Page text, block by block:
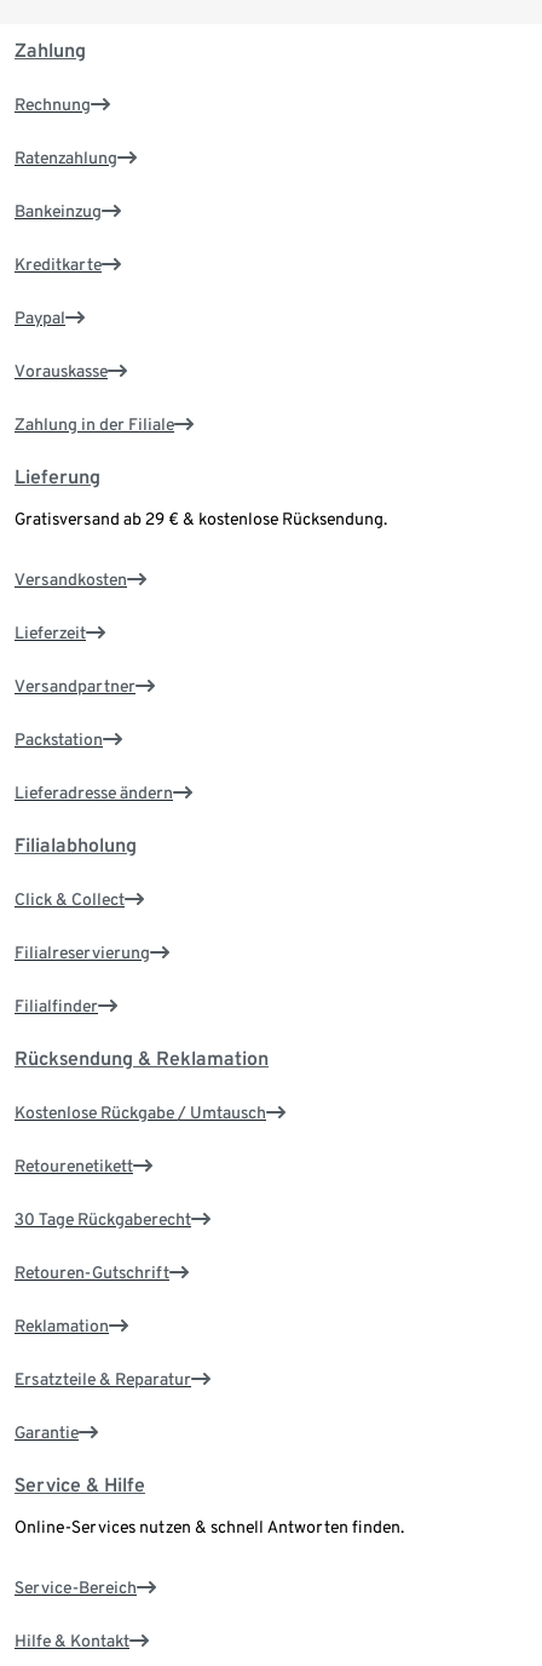
Zahlung
Rechnung
Ratenzahlung
Bankeinzug
Kreditkarte
Paypal
Vorauskasse
Zahlung in der Filiale
Lieferung
Gratisversand ab 29 € & kostenlose Rücksendung.
Versandkosten
Lieferzeit
Versandpartner
Packstation
Lieferadresse ändern
Filialabholung
Click & Collect
Filialreservierung
Filialfinder
Rücksendung & Reklamation
Kostenlose Rückgabe / Umtausch
Retourenetikett
30 Tage Rückgaberecht
Retouren-Gutschrift
Reklamation
Ersatzteile & Reparatur
Garantie
Service & Hilfe
Online-Services nutzen & schnell Antworten finden.
Service-Bereich
Hilfe & Kontakt